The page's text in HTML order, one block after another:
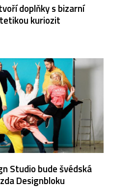
doplňky s bizarní
kuriozit
Studio bude švédská
Designbloku